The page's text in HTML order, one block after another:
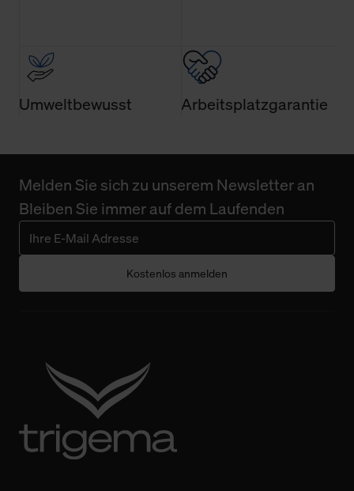
Umweltbewusst Arbeitsplatzgarantie
Melden Sie sich zu unserem Newsletter an
Bleiben Sie immer auf dem Laufenden
Kostenlos anmelden